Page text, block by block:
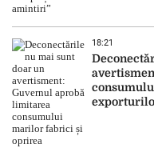
18:21